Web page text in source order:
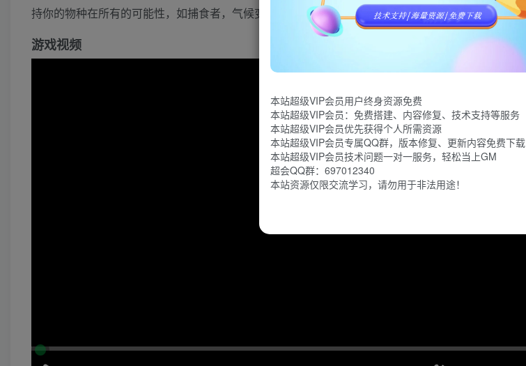
持你的物种在所有的可能性，如捕食者，气候变化和蔓延的疾病。
游戏视频
本站超级VIP会员用户终身资源免费
本站超级VIP会员：免费搭建、内容修复、技术支持等服务
本站超级VIP会员优先获得个人所需资源
本站超级VIP会员专属QQ群，版本修复、更新内容免费下载
本站超级VIP会员技术问题一对一服务，轻松当上GM
超会QQ群：697012340
本站资源仅限交流学习，请勿用于非法用途！